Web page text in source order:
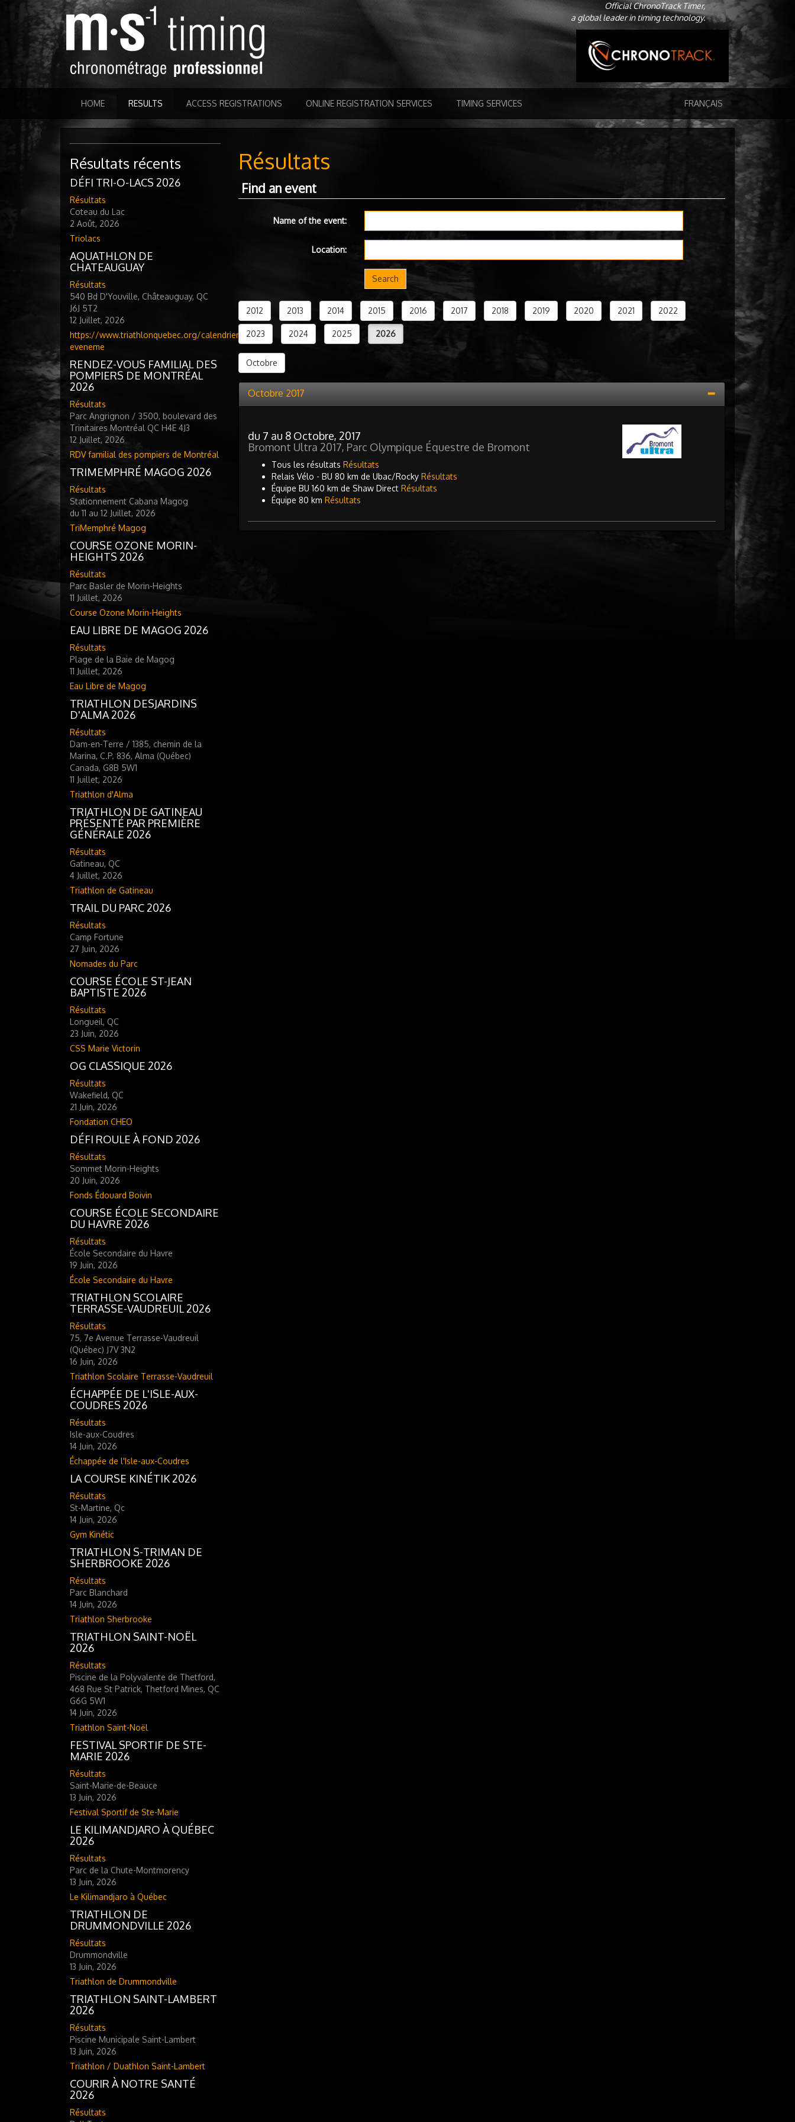
Official ChronoTrack Timer,
a global leader in timing technology.
HOME RESULTS ACCESS REGISTRATIONS ONLINE REGISTRATION SERVICES TIMING SERVICES FRANÇAIS
Résultats récents
DÉFI TRI-O-LACS 2026
Résultats
Coteau du Lac
2 Août, 2026
Triolacs
AQUATHLON DE
CHATEAUGUAY
Résultats
540 Bd D'Youville, Châteauguay, QC
J6J 5T2
12 Juillet, 2026
https://www.triathlonquebec.org/calendrier-
eveneme
RENDEZ-VOUS FAMILIAL DES
POMPIERS DE MONTRÉAL
2026
Résultats
Parc Angrignon / 3500, boulevard des
Trinitaires Montréal QC H4E 4J3
12 Juillet, 2026
RDV familial des pompiers de Montréal
TRIMEMPHRÉ MAGOG 2026
Résultats
Stationnement Cabana Magog
du 11 au 12 Juillet, 2026
TriMemphré Magog
COURSE OZONE MORIN-
HEIGHTS 2026
Résultats
Parc Basler de Morin-Heights
11 Juillet, 2026
Course Ozone Morin-Heights
EAU LIBRE DE MAGOG 2026
Résultats
Plage de la Baie de Magog
11 Juillet, 2026
Eau Libre de Magog
TRIATHLON DESJARDINS
D'ALMA 2026
Résultats
Dam-en-Terre / 1385, chemin de la
Marina, C.P. 836, Alma (Québec)
Canada, G8B 5W1
11 Juillet, 2026
Triathlon d'Alma
TRIATHLON DE GATINEAU
PRÉSENTÉ PAR PREMIÈRE
GÉNÉRALE 2026
Résultats
Gatineau, QC
4 Juillet, 2026
Triathlon de Gatineau
TRAIL DU PARC 2026
Résultats
Camp Fortune
27 Juin, 2026
Nomades du Parc
COURSE ÉCOLE ST-JEAN
BAPTISTE 2026
Résultats
Longueil, QC
23 Juin, 2026
CSS Marie Victorin
OG CLASSIQUE 2026
Résultats
Wakefield, QC
21 Juin, 2026
Fondation CHEO
DÉFI ROULE À FOND 2026
Résultats
Sommet Morin-Heights
20 Juin, 2026
Fonds Édouard Boivin
COURSE ÉCOLE SECONDAIRE
DU HAVRE 2026
Résultats
École Secondaire du Havre
19 Juin, 2026
École Secondaire du Havre
TRIATHLON SCOLAIRE
TERRASSE-VAUDREUIL 2026
Résultats
75, 7e Avenue Terrasse-Vaudreuil
(Québec) J7V 3N2
16 Juin, 2026
Triathlon Scolaire Terrasse-Vaudreuil
ÉCHAPPÉE DE L'ISLE-AUX-
COUDRES 2026
Résultats
Isle-aux-Coudres
14 Juin, 2026
Échappée de l'Isle-aux-Coudres
LA COURSE KINÉTIK 2026
Résultats
St-Martine, Qc
14 Juin, 2026
Gym Kinétic
TRIATHLON S-TRIMAN DE
SHERBROOKE 2026
Résultats
Parc Blanchard
14 Juin, 2026
Triathlon Sherbrooke
TRIATHLON SAINT-NOËL
2026
Résultats
Piscine de la Polyvalente de Thetford,
468 Rue St Patrick, Thetford Mines, QC
G6G 5W1
14 Juin, 2026
Triathlon Saint-Noël
FESTIVAL SPORTIF DE STE-
MARIE 2026
Résultats
Saint-Marie-de-Beauce
13 Juin, 2026
Festival Sportif de Ste-Marie
LE KILIMANDJARO À QUÉBEC
2026
Résultats
Parc de la Chute-Montmorency
13 Juin, 2026
Le Kilimandjaro à Québec
TRIATHLON DE
DRUMMONDVILLE 2026
Résultats
Drummondville
13 Juin, 2026
Triathlon de Drummondville
TRIATHLON SAINT-LAMBERT
2026
Résultats
Piscine Municipale Saint-Lambert
13 Juin, 2026
Triathlon / Duathlon Saint-Lambert
COURIR À NOTRE SANTÉ
2026
Résultats
Résultats
Find an event
Name of the event:
Location:
Search
2012 2013 2014 2015 2016 2017 2018 2019 2020 2021 2022
2023 2024 2025 2026
Octobre
Octobre 2017
du 7 au 8 Octobre, 2017
Bromont Ultra 2017, Parc Olympique Équestre de Bromont
Tous les résultats Résultats
Relais Vélo - BU 80 km de Ubac/Rocky Résultats
Équipe BU 160 km de Shaw Direct Résultats
Équipe 80 km Résultats